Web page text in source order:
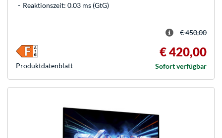
Reaktionszeit: 0.03 ms (GtG)
€ 450,00
€ 420,00
Sofort verfügbar
Produkt­datenblatt